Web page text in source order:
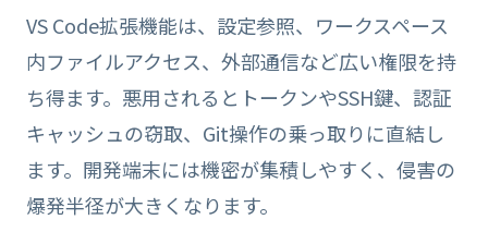
VS Code拡張機能は、設定参照、ワークスペース
内ファイルアクセス、外部通信など広い権限を持
ち得ます。悪用されるとトークンやSSH鍵、認証
キャッシュの窃取、Git操作の乗っ取りに直結し
ます。開発端末には機密が集積しやすく、侵害の
爆発半径が大きくなります。